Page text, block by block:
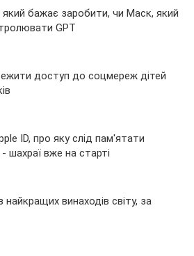
бажає заробити, чи Маск, який
GPT
доступ до соцмереж дітей
ID, про яку слід пам'ятати
шахраї вже на старті
винаходів світу, за